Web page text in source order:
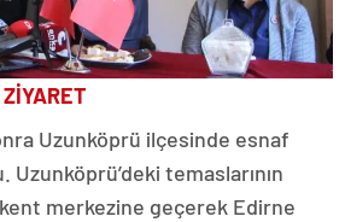
Uzunköprü ilçesinde esnaf
temaslarının
kent merkezine geçerek Edirne